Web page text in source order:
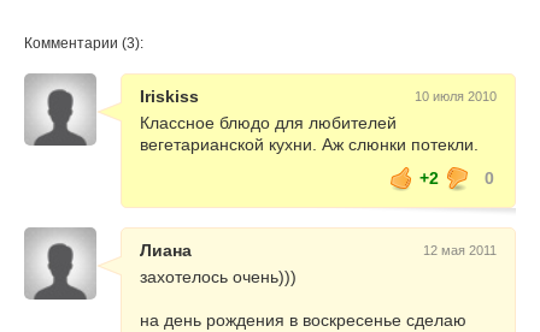
Комментарии (3):
Iriskiss 10 июля 2010
Классное блюдо для любителей
вегетарианской кухни. Аж слюнки потекли.
+2
0
Лиана 12 мая 2011
захотелось очень)))
на день рождения в воскресенье сделаю